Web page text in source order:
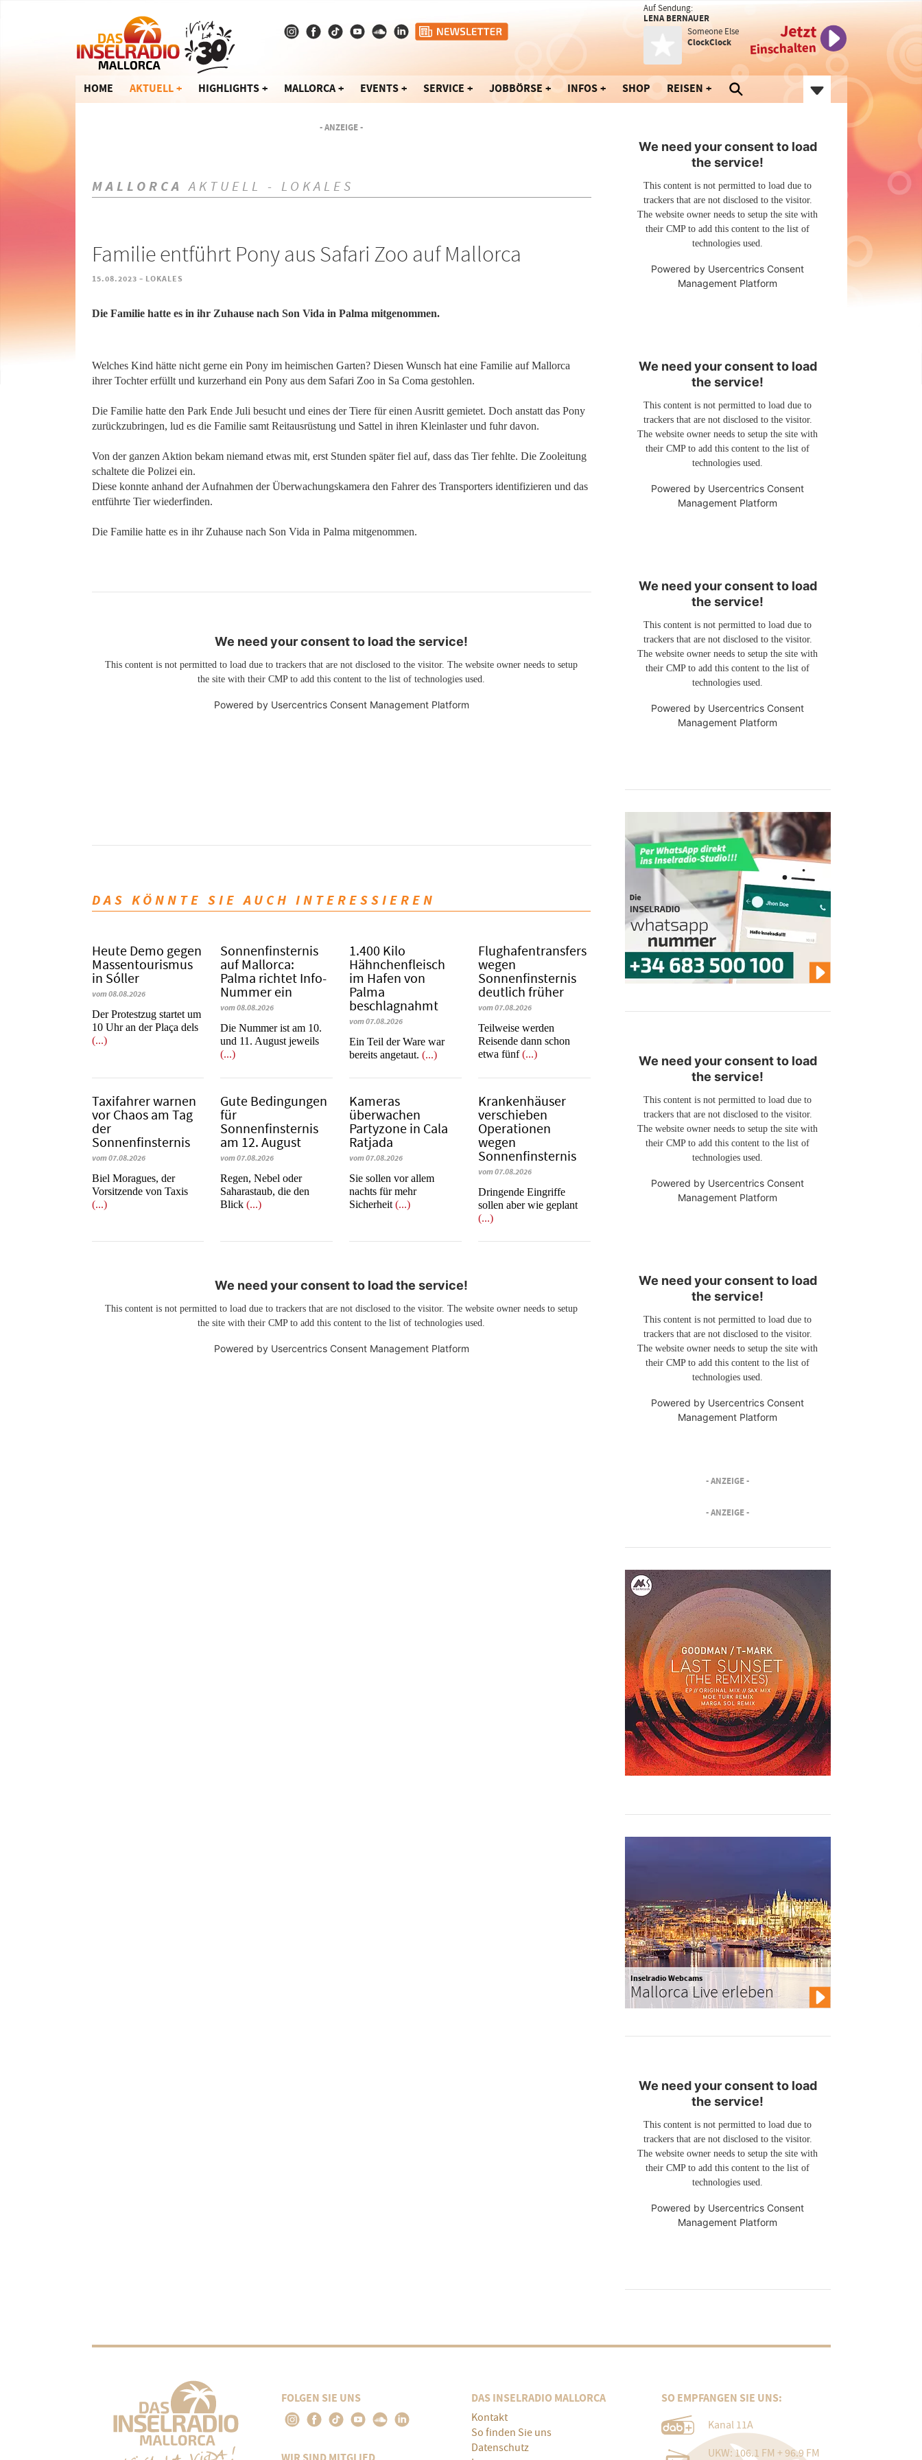
Auf Sendung:
LENA BERNAUER
Someone Else
ClockClock
Jetzt
Einschalten
HOME AKTUELL HIGHLIGHTS MALLORCA EVENTS SERVICE JOBBÖRSE INFOS SHOP REISEN
- ANZEIGE -
MALLORCA AKTUELL - LOKALES
Familie entführt Pony aus Safari Zoo auf Mallorca
15.08.2023 - LOKALES
​​​​​​​Die Familie hatte es in ihr Zuhause nach Son Vida in Palma mitgenommen.
Welches Kind hätte nicht gerne ein Pony im heimischen Garten? Diesen Wunsch hat eine Familie auf Mallorca
ihrer Tochter erfüllt und kurzerhand ein Pony aus dem Safari Zoo in Sa Coma gestohlen.
Die Familie hatte den Park Ende Juli besucht und eines der Tiere für einen Ausritt gemietet. Doch anstatt das Pony
zurückzubringen, lud es die Familie samt Reitausrüstung und Sattel in ihren Kleinlaster und fuhr davon.
Von der ganzen Aktion bekam niemand etwas mit, erst Stunden später fiel auf, dass das Tier fehlte. Die Zooleitung
schaltete die Polizei ein.
Diese konnte anhand der Aufnahmen der Überwachungskamera den Fahrer des Transporters identifizieren und das
entführte Tier wiederfinden.
Die Familie hatte es in ihr Zuhause nach Son Vida in Palma mitgenommen.
We need your consent to load the service!
This content is not permitted to load due to trackers that are not disclosed to the visitor. The website owner needs to setup
the site with their CMP to add this content to the list of technologies used.
Powered by Usercentrics Consent Management Platform
DAS KÖNNTE SIE AUCH INTERESSIEREN
Heute Demo gegen
Massentourismus
in Sóller
vom 08.08.2026
Der Protestzug startet um
10 Uhr an der Plaça dels
(...)
Sonnenfinsternis
auf Mallorca:
Palma richtet Info-
Nummer ein
vom 08.08.2026
Die Nummer ist am 10.
und 11. August jeweils
(...)
1.400 Kilo
Hähnchenfleisch
im Hafen von
Palma
beschlagnahmt
vom 07.08.2026
​​​​​​​Ein Teil der Ware war
bereits angetaut.(...)
Flughafentransfers
wegen
Sonnenfinsternis
deutlich früher
vom 07.08.2026
Teilweise werden
Reisende dann schon
etwa fünf(...)
Taxifahrer warnen
vor Chaos am Tag
der
Sonnenfinsternis
vom 07.08.2026
​​​​​​​Biel Moragues, der
Vorsitzende von Taxis
(...)
Gute Bedingungen
für
Sonnenfinsternis
am 12. August
vom 07.08.2026
Regen, Nebel oder
Saharastaub, die den
Blick(...)
Kameras
überwachen
Partyzone in Cala
Ratjada
vom 07.08.2026
Sie sollen vor allem
nachts für mehr
Sicherheit(...)
Krankenhäuser
verschieben
Operationen
wegen
Sonnenfinsternis
vom 07.08.2026
Dringende Eingriffe
sollen aber wie geplant
(...)
We need your consent to load the service!
This content is not permitted to load due to trackers that are not disclosed to the visitor. The website owner needs to setup
the site with their CMP to add this content to the list of technologies used.
Powered by Usercentrics Consent Management Platform
We need your consent to load
the service!
This content is not permitted to load due to
trackers that are not disclosed to the visitor.
The website owner needs to setup the site with
their CMP to add this content to the list of
technologies used.
Powered by Usercentrics Consent
Management Platform
We need your consent to load
the service!
This content is not permitted to load due to
trackers that are not disclosed to the visitor.
The website owner needs to setup the site with
their CMP to add this content to the list of
technologies used.
Powered by Usercentrics Consent
Management Platform
We need your consent to load
the service!
This content is not permitted to load due to
trackers that are not disclosed to the visitor.
The website owner needs to setup the site with
their CMP to add this content to the list of
technologies used.
Powered by Usercentrics Consent
Management Platform
We need your consent to load
the service!
This content is not permitted to load due to
trackers that are not disclosed to the visitor.
The website owner needs to setup the site with
their CMP to add this content to the list of
technologies used.
Powered by Usercentrics Consent
Management Platform
We need your consent to load
the service!
This content is not permitted to load due to
trackers that are not disclosed to the visitor.
The website owner needs to setup the site with
their CMP to add this content to the list of
technologies used.
Powered by Usercentrics Consent
Management Platform
- ANZEIGE -
- ANZEIGE -
Inselradio Webcams
Mallorca Live erleben
We need your consent to load
the service!
This content is not permitted to load due to
trackers that are not disclosed to the visitor.
The website owner needs to setup the site with
their CMP to add this content to the list of
technologies used.
Powered by Usercentrics Consent
Management Platform
FOLGEN SIE UNS DAS INSELRADIO MALLORCA
Kontakt
So finden Sie uns
Datenschutz
SO EMPFANGEN SIE UNS:
Kanal 11A
UKW: 106.1 FM + 96.9 FM